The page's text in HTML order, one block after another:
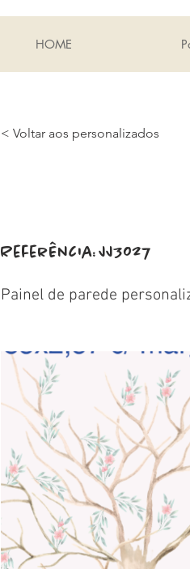
HOME
< Voltar aos personalizados
Referência: JJ3027
Painel de parede